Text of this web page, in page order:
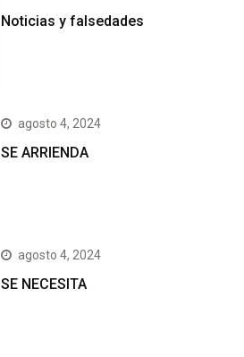
Noticias y falsedades
agosto 4, 2024
SE ARRIENDA
agosto 4, 2024
SE NECESITA